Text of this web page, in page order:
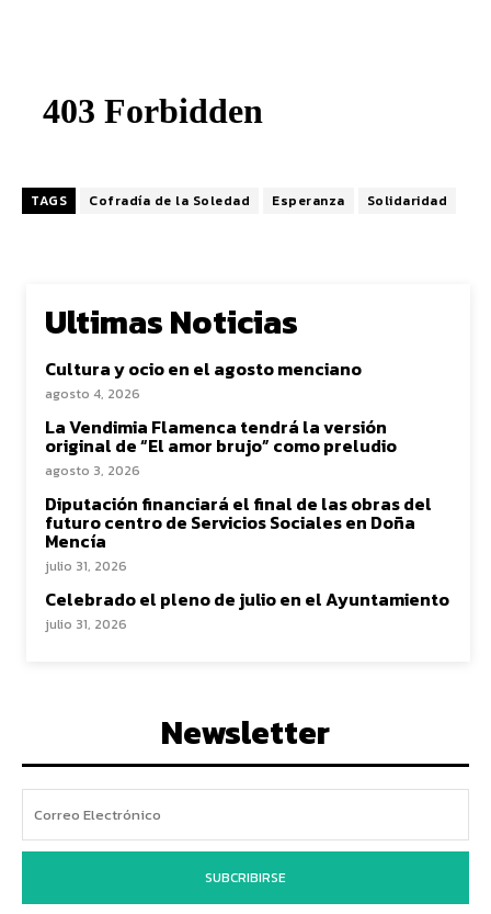
TAGS Cofradía de la Soledad Esperanza Solidaridad
Ultimas Noticias
Cultura y ocio en el agosto menciano
agosto 4, 2026
La Vendimia Flamenca tendrá la versión
original de “El amor brujo” como preludio
agosto 3, 2026
Diputación financiará el final de las obras del
futuro centro de Servicios Sociales en Doña
Mencía
julio 31, 2026
Celebrado el pleno de julio en el Ayuntamiento
julio 31, 2026
Newsletter
SUBCRIBIRSE